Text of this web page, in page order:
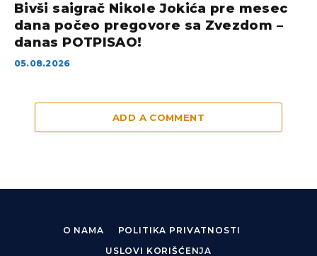
Bivši saigrač Nikole Jokića pre mesec
dana počeo pregovore sa Zvezdom –
danas POTPISAO!
05.08.2026
ADD A COMMENT
O NAMA
POLITIKA PRIVATNOSTI
USLOVI KORIŠĆENJA